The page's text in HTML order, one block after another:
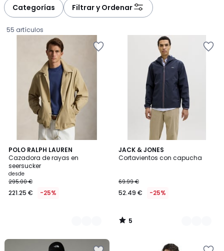
Categorías Filtrar y Ordenar
55 artículos
POLO RALPH LAUREN
Cazadora de rayas en
seersucker
Precio
a
partir
desde
295.00 €
221.25 € -25%
2
Colores
JACK & JONES
Cortavientos con capucha
69.99 €
52.49 € -25%
5
/
2
Colores
5
/